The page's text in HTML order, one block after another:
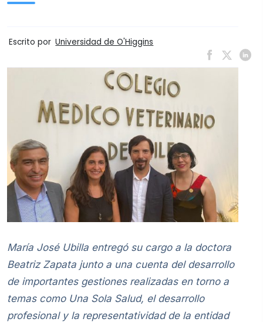
Escrito por Universidad de O'Higgins
María José Ubilla entregó su cargo a la doctora
Beatriz Zapata junto a una cuenta del desarrollo
de importantes gestiones realizadas en torno a
temas como Una Sola Salud, el desarrollo
profesional y la representatividad de la entidad